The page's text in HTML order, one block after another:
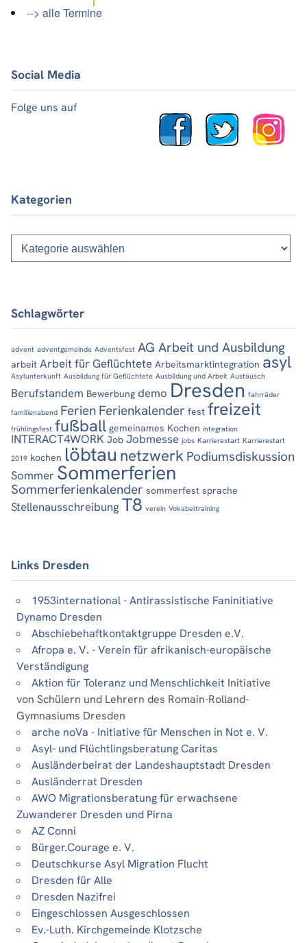
--> alle Termine
Social Media
Folge uns auf
Kategorien
Kategorien
Schlagwörter
advent adventgemeinde Adventsfest AG Arbeit und Ausbildung
arbeit Arbeit für Geflüchtete Arbeitsmarktintegration asyl
Asylunterkunft Ausbildung für Geflüchtete Ausbildung und Arbeit Austausch
Berufstandem Bewerbung demo Dresden fahrräder
familienabend Ferien Ferienkalender fest freizeit
frühlingsfest fußball gemeinames Kochen integration
INTERACT4WORK Job Jobmesse jobs Karrierestart Karrierestart
2019 kochen löbtau netzwerk Podiumsdiskussion
Sommer Sommerferien
Sommerferienkalender sommerfest sprache
Stellenausschreibung T8 verein Vokabeltraining
Links Dresden
1953international - Antirassistische Faninitiative
Dynamo Dresden
Abschiebehaftkontaktgruppe Dresden e.V.
Afropa e. V. - Verein für afrikanisch-europäische
Verständigung
Aktion für Toleranz und Menschlichkeit Initiative
von Schülern und Lehrern des Romain-Rolland-
Gymnasiums Dresden
arche noVa - Initiative für Menschen in Not e. V.
Asyl- und Flüchtlingsberatung Caritas
Ausländerbeirat der Landeshauptstadt Dresden
Ausländerrat Dresden
AWO Migrationsberatung für erwachsene
Zuwanderer Dresden und Pirna
AZ Conni
Bürger.Courage e. V.
Deutschkurse Asyl Migration Flucht
Dresden für Alle
Dresden Nazifrei
Eingeschlossen Ausgeschlossen
Ev.-Luth. Kirchgemeinde Klotzsche